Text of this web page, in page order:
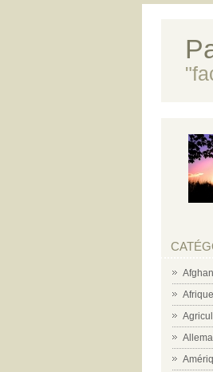
Afrique